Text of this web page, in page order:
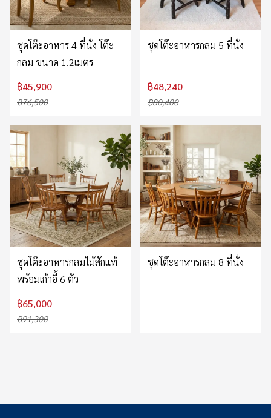
ชุดโต๊ะอาหาร 4 ที่นั่ง โต๊ะ
กลม ขนาด 1.2เมตร
฿45,900
฿76,500
ชุดโต๊ะอาหารกลม 5 ที่นั่ง
฿48,240
฿80,400
ชุดโต๊ะอาหารกลมไม้สักแท้
พร้อมเก้าอี้ 6 ตัว
฿65,000
฿91,300
ชุดโต๊ะอาหารกลม 8 ที่นั่ง